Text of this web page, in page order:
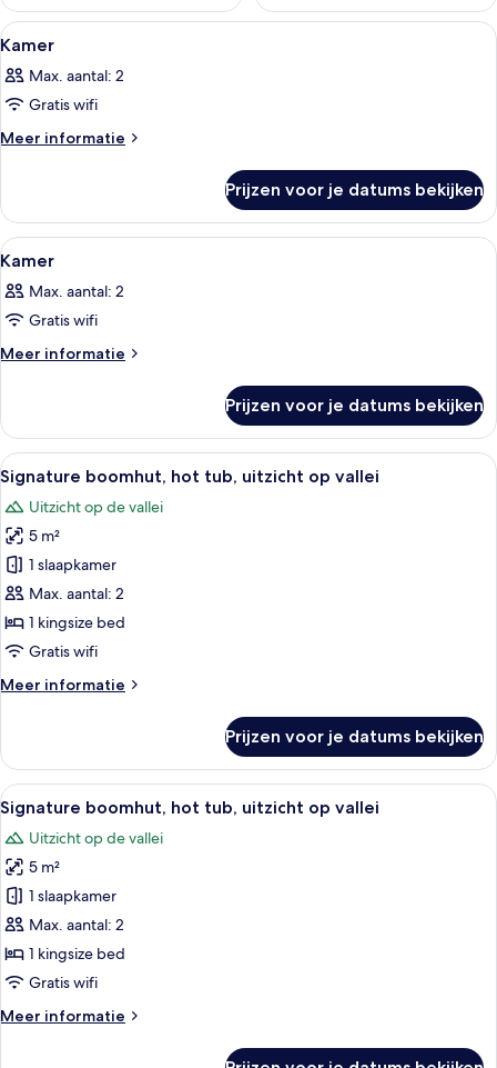
Alle
foto's
voor
Kamer
laden
Een modern interieur met een
29
Kamer
Max. aantal: 2
Gratis wifi
Meer informatie
Meer
Prijzen voor je datums bekijken
Alle
foto's
voor
Kamer
laden
Een moderne slaapkamer met een
30
Kamer
Max. aantal: 2
Gratis wifi
Meer informatie
Meer
Prijzen voor je datums bekijken
Alle
foto's
voor
Signature
boomhut,
hot
tub,
uitzicht
vallei
Een houten terras met
29
Signature boomhut, hot tub, uitzicht op vallei
Uitzicht op de vallei
5 m²
1 slaapkamer
Max. aantal: 2
1 kingsize bed
Gratis wifi
Meer informatie
Meer
boomhut,
hot
tub,
uitzicht
op
vallei
Prijzen voor je datums bekijken
Alle
foto's
voor
Signature
boomhut,
hot
tub,
uitzicht
vallei
Een moderne slaapkamer met een
30
Signature boomhut, hot tub, uitzicht op vallei
Uitzicht op de vallei
5 m²
1 slaapkamer
Max. aantal: 2
1 kingsize bed
Gratis wifi
Meer informatie
Meer